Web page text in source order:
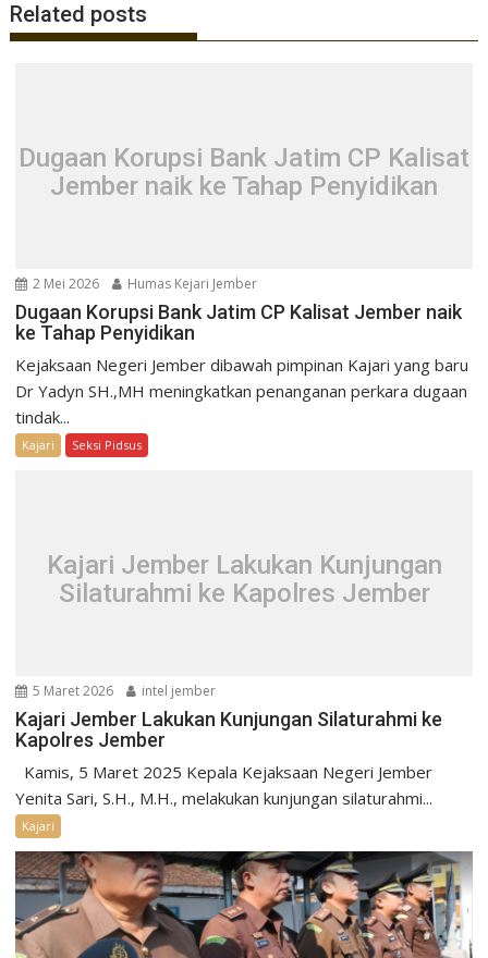
Related posts
Dugaan Korupsi Bank Jatim CP Kalisat
Jember naik ke Tahap Penyidikan
2 Mei 2026 Humas Kejari Jember
Dugaan Korupsi Bank Jatim CP Kalisat Jember naik
ke Tahap Penyidikan
Kejaksaan Negeri Jember dibawah pimpinan Kajari yang baru
Dr Yadyn SH.,MH meningkatkan penanganan perkara dugaan
tindak...
Kajari Seksi Pidsus
Kajari Jember Lakukan Kunjungan
Silaturahmi ke Kapolres Jember
5 Maret 2026 intel jember
Kajari Jember Lakukan Kunjungan Silaturahmi ke
Kapolres Jember
Kamis, 5 Maret 2025 Kepala Kejaksaan Negeri Jember
Yenita Sari, S.H., M.H., melakukan kunjungan silaturahmi...
Kajari